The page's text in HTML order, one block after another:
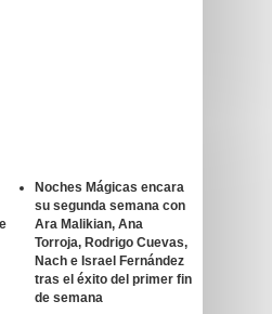
Noches Mágicas encara
su segunda semana con
Ara Malikian, Ana
Torroja, Rodrigo Cuevas,
Nach e Israel Fernández
tras el éxito del primer fin
de semana